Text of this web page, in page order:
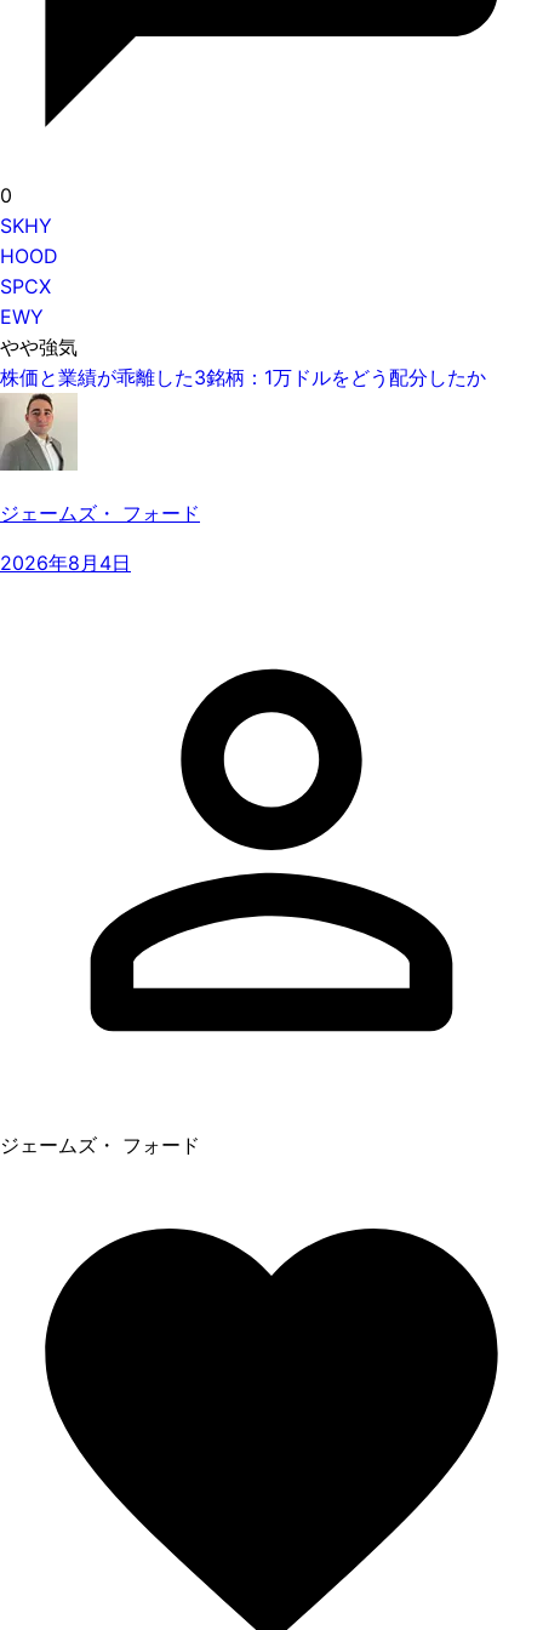
0
SKHY
HOOD
SPCX
EWY
やや強気
株価と業績が乖離した3銘柄：1万ドルをどう配分したか
ジェームズ・ フォード
2026年8月4日
ジェームズ・ フォード